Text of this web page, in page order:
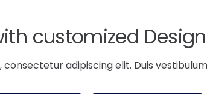
customized
adipiscing elit. Duis